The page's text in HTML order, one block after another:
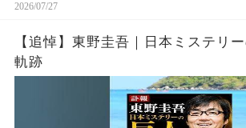
2026/07/27
【追悼】東野圭吾｜日本ミステリ
軌跡